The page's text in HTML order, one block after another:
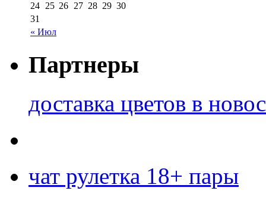
« Июл
24 25 26 27 28 29 30
31
Партнеры
доставка цветов в
чат рулетка 18+ пары